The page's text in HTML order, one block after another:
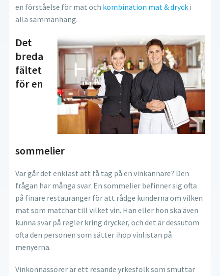
en förståelse för mat och kombination mat & dryck i
alla sammanhang.
Det
breda
fältet
för en
sommelier
Var går det enklast att få tag på en vinkännare? Den
frågan har många svar. En sommelier befinner sig ofta
på finare restauranger för att rådge kunderna om vilken
mat som matchar till vilket vin. Han eller hon ska även
kunna svar på regler kring drycker, och det är dessutom
ofta den personen som sätter ihop vinlistan på
menyerna.
Vinkonnässörer är ett resande yrkesfolk som smuttar